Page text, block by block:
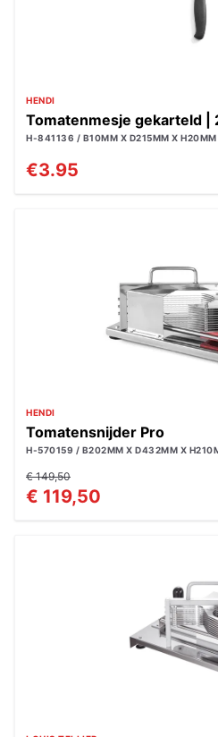
HENDI
Tomatenmesje gekarteld |
H-841136 / B10MM X D215MM X H20MM
€3.95
HENDI
Tomatensnijder Pro
H-570159 / B202MM X D432MM X
€ 149,50
€ 119,50